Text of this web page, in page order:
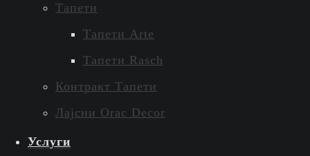
Тапети
Тапети Arte
Тапети Rasch
Контракт Тапети
Лајсни Orac Decor
Услуги